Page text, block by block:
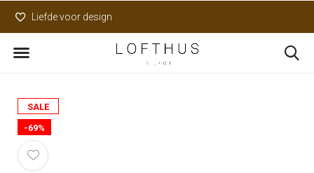
Liefde voor design
SALE
-69%